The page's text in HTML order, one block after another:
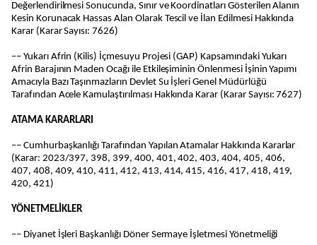
Değerlendirilmesi Sonucunda, Sınır ve Koordinatları Gösterilen Alanın
Kesin Korunacak Hassas Alan Olarak Tescil ve İlan Edilmesi Hakkında
Karar (Karar Sayısı: 7626)
–– Yukarı Afrin (Kilis) İçmesuyu Projesi (GAP) Kapsamındaki Yukarı
Afrin Barajının Maden Ocağı ile Etkileşiminin Önlenmesi İşinin Yapımı
Amacıyla Bazı Taşınmazların Devlet Su İşleri Genel Müdürlüğü
Tarafından Acele Kamulaştırılması Hakkında Karar (Karar Sayısı: 7627)
ATAMA KARARLARI
–– Cumhurbaşkanlığı Tarafından Yapılan Atamalar Hakkında Kararlar
(Karar: 2023/397, 398, 399, 400, 401, 402, 403, 404, 405, 406,
407, 408, 409, 410, 411, 412, 413, 414, 415, 416, 417, 418, 419,
420, 421)
YÖNETMELİKLER
–– Diyanet İşleri Başkanlığı Döner Sermaye İşletmesi Yönetmeliği